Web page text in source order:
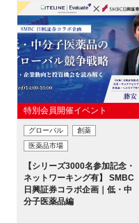
特別会員開催イベント
グローバル
創薬
医薬品市場
【シリーズ3000名参加記念・
ネットワーキング有】 SMBC
日興証券コラボ企画｜低・中
分子医薬品編